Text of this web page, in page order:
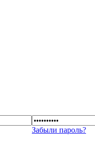
Забыли пароль?